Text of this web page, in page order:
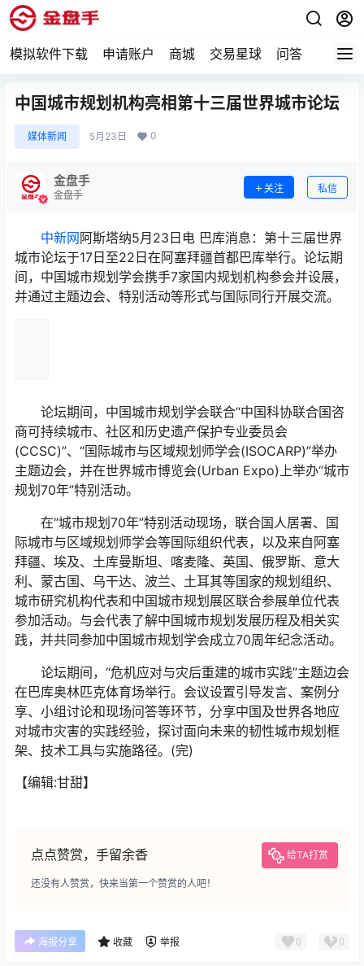
模拟软件下载 申请账户 商城 交易星球 问答 专题
中国城市规划机构亮相第十三届世界城市论坛
媒体新闻 5月23日 0
金盘手
金盘手
关注 私信
中新网 阿斯塔纳5月23日电 巴库消息：第十三届世界
城市论坛于17日至22日在阿塞拜疆首都巴库举行。论坛期
间，中国城市规划学会携手7家国内规划机构参会并设展，
并通过主题边会、特别活动等形式与国际同行开展交流。
论坛期间，中国城市规划学会联合“中国科协联合国咨
商可持续城市、社区和历史遗产保护专业委员会
(CCSC)”、“国际城市与区域规划师学会(ISOCARP)”举办
主题边会，并在世界城市博览会(Urban Expo)上举办“城市
规划70年”特别活动。
在“城市规划70年”特别活动现场，联合国人居署、国
际城市与区域规划师学会等国际组织代表，以及来自阿塞
拜疆、埃及、土库曼斯坦、喀麦隆、英国、俄罗斯、意大
利、蒙古国、乌干达、波兰、土耳其等国家的规划组织、
城市研究机构代表和中国城市规划展区联合参展单位代表
参加活动。与会代表了解中国城市规划发展历程及相关实
践，并共同参加中国城市规划学会成立70周年纪念活动。
论坛期间，“危机应对与灾后重建的城市实践”主题边会
在巴库奥林匹克体育场举行。会议设置引导发言、案例分
享、小组讨论和现场问答等环节，分享中国及世界各地应
对城市灾害的实践经验，探讨面向未来的韧性城市规划框
架、技术工具与实施路径。(完)
【编辑:甘甜】
点点赞赏，手留余香 给TA打赏
还没有人赞赏，快来当第一个赞赏的人吧！
海报分享 收藏 举报 0 0